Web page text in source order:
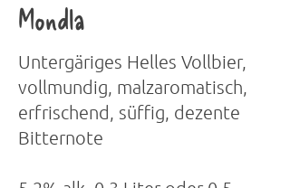
Mondla
Untergäriges Helles Vollbier,
vollmundig, malzaromatisch,
erfrischend, süffig, dezente
Bitternote